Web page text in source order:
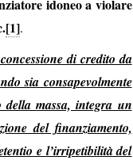
idoneo a violare
[1].
di credito da
sia consapevolmente
della massa, integra un
del finanziamento,
e l’irripetibilità del